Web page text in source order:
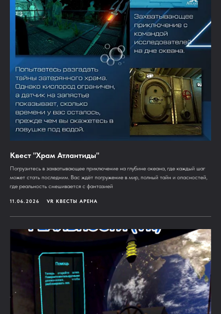
Квест "Храм Атлантиды"
Погрузитесь в захватывающее приключение на глубине океана, где каждый шаг
может стать последним. Вас ждёт погружение в мир, полный тайн и опасностей,
где реальность смешивается с фантазией
11.06.2026 VR КВЕСТЫ АРЕНА